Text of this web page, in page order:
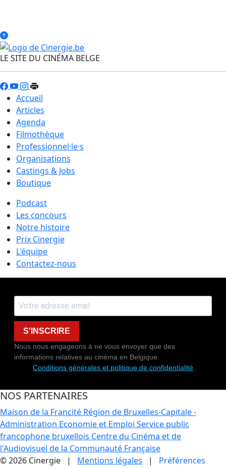
LE SITE DU CINÉMA BELGE
Accueil
Articles
Agenda
Filmothèque
Professionnel·le·s
Organisations
Castings & Jobs
Boutique
Podcast
Les concours
Notre histoire
Prix Cinergie
L'équipe
Contactez-nous
S'INSCRIRE
Nous nous engageons à ne vous envoyer que des
informations relatives au cinéma en Belgique.
Conditions générales et politique de confidentialité
NOS PARTENAIRES
Maison de la Francité Région de Bruxelles-Capitale -
Administration Economie et Emploi Service public
francophone bruxellois Centre du Cinéma et de
l'Audiovisuel de la Communauté Française
© 2026 Cinergie | Mentions légales | Préférences